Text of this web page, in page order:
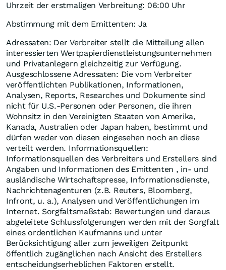
Uhrzeit der erstmaligen Verbreitung: 06:00 Uhr
Abstimmung mit dem Emittenten: Ja
Adressaten: Der Verbreiter stellt die Mitteilung allen
interessierten Wertpapierdienstleistungsunternehmen
und Privatanlegern gleichzeitig zur Verfügung.
Ausgeschlossene Adressaten: Die vom Verbreiter
veröffentlichten Publikationen, Informationen,
Analysen, Reports, Researches und Dokumente sind
nicht für U.S.-Personen oder Personen, die ihren
Wohnsitz in den Vereinigten Staaten von Amerika,
Kanada, Australien oder Japan haben, bestimmt und
dürfen weder von diesen eingesehen noch an diese
verteilt werden. Informationsquellen:
Informationsquellen des Verbreiters und Erstellers sind
Angaben und Informationen des Emittenten , in- und
ausländische Wirtschaftspresse, Informationsdienste,
Nachrichtenagenturen (z.B. Reuters, Bloomberg,
Infront, u. a.), Analysen und Veröffentlichungen im
Internet. Sorgfaltsmaßstab: Bewertungen und daraus
abgeleitete Schlussfolgerungen werden mit der Sorgfalt
eines ordentlichen Kaufmanns und unter
Berücksichtigung aller zum jeweiligen Zeitpunkt
öffentlich zugänglichen nach Ansicht des Erstellers
entscheidungserheblichen Faktoren erstellt.